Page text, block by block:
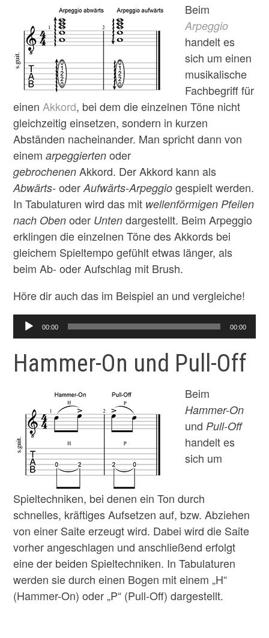
Beim
Arpeggio
handelt es
sich um einen
musikalische
Fachbegriff für
einen Akkord, bei dem die einzelnen Töne nicht
gleichzeitig einsetzen, sondern in kurzen
Abständen nacheinander. Man spricht dann von
einemarpeggiertenoder
gebrochenen Akkord. Der Akkord kann als
Abwärts- oderAufwärts-Arpeggio gespielt werden.
In Tabulaturen wird das mit wellenförmigen Pfeilen
nach Obenoder Unten dargestellt. Beim Arpeggio
erklingen die einzelnen Töne des Akkords bei
gleichem Spieltempo gefühlt etwas länger, als
beim Ab- oder Aufschlag mit Brush.
Höre dir auch das im Beispiel an und vergleiche!
Audio-
Player
00:00 00:00
Hammer-On und Pull-Off
Beim
Hammer-On
und Pull-Off
handelt es
sich um
Spieltechniken, bei denen ein Ton durch
schnelles, kräftiges Aufsetzen auf, bzw. Abziehen
von einer Saite erzeugt wird. Dabei wird die Saite
vorher angeschlagen und anschließend erfolgt
eine der beiden Spieltechniken. In Tabulaturen
werden sie durch einen Bogen mit einem „H“
(Hammer-On) oder „P“ (Pull-Off) dargestellt.